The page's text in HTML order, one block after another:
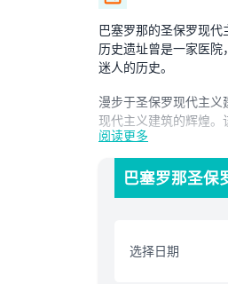
巴塞罗那的圣保罗现
历史遗址曾是一家医
迷人的历史。
漫步于圣保罗现代主
现代主义建筑的辉煌。
在内部，您可以参观
港，是热爱历史、艺
阅读更多
巴塞罗那圣保
选择日期